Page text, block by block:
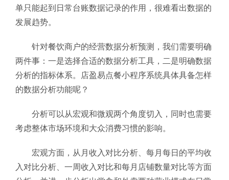
单只能起到日常台账数据记录的作用，很难看出数据的
发展趋势。
针对餐饮商户的经营数据分析预测，我们需要明确
两件事：一是选择合适的数据分析工具，二是明确数据
分析的指标体系。店盈易点餐小程序系统具体具备怎样
的数据分析功能呢？
分析可以从宏观和微观两个角度切入，同时也需要
考虑整体市场环境和大众消费习惯的影响。
宏观方面，从月收入对比分析、每月每日的平均收
入对比分析、一周收入对比和每月店铺数量对比等方面